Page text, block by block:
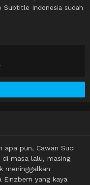
Subtitle Indonesia sudah
apa pun, Cawan Suci
di masa lalu, masing-
meninggalkan
Einzbern yang kaya